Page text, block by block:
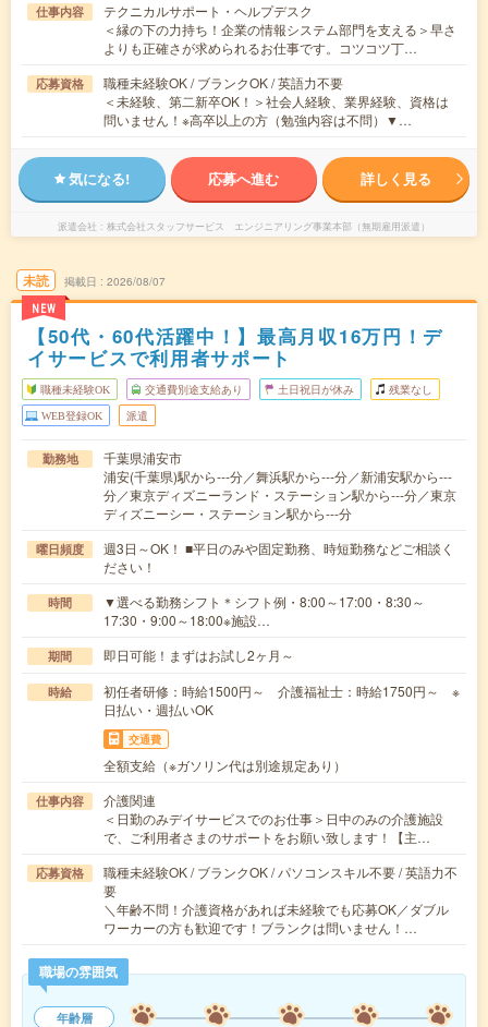
仕事内容
テクニカルサポート・ヘルプデスク
＜縁の下の力持ち！企業の情報システム部門を支える＞早さ
よりも正確さが求められるお仕事です。コツコツ丁…
応募資格
職種未経験OK / ブランクOK / 英語力不要
＜未経験、第二新卒OK！＞社会人経験、業界経験、資格は
問いません！※高卒以上の方（勉強内容は不問）▼…
気になる! 応募へ進む 詳しく見る
派遣会社 株式会社スタッフサービス エンジニアリング事業本部（無期雇用派遣）
未読
NEW
掲載日 2026/08/07
【50代・60代活躍中！】最高月収16万円！デ
イサービスで利用者サポート
職種未経験OK 交通費別途支給あり 土日祝日が休み 残業なし
WEB登録OK 派遣
勤務地
千葉県浦安市
浦安(千葉県)駅から---分／舞浜駅から---分／新浦安駅から---
分／東京ディズニーランド・ステーション駅から---分／東京
ディズニーシー・ステーション駅から---分
曜日頻度
週3日～OK！ ■平日のみや固定勤務、時短勤務などご相談く
ださい！
時間
▼選べる勤務シフト＊シフト例・8:00～17:00・8:30～
17:30・9:00～18:00※施設…
期間 即日可能！まずはお試し2ヶ月～
時給
初任者研修：時給1500円～ 介護福祉士：時給1750円～ ※
日払い・週払いOK
交通費
全額支給（※ガソリン代は別途規定あり）
仕事内容
介護関連
＜日勤のみデイサービスでのお仕事＞日中のみの介護施設
で、ご利用者さまのサポートをお願い致します！【主…
応募資格
職種未経験OK / ブランクOK / パソコンスキル不要 / 英語力不
要
＼年齢不問！介護資格があれば未経験でも応募OK／ダブル
ワーカーの方も歓迎です！ブランクは問いません！…
職場の雰囲気
年齢層